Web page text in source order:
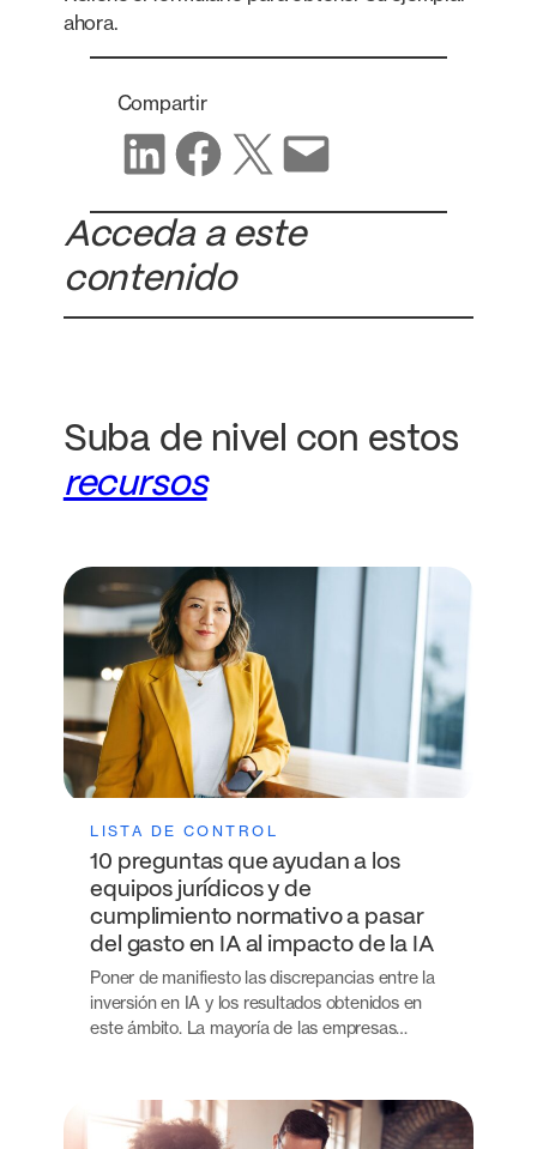
ahora.
Compartir
Compartir en LinkedIn Compartir en Facebook Compartir en X Compartir por correo electrónico
Acceda a este
contenido
Suba de nivel con estos
recursos
LISTA DE CONTROL
10 preguntas que ayudan a los
equipos jurídicos y de
cumplimiento normativo a pasar
del gasto en IA al impacto de la IA
Poner de manifiesto las discrepancias entre la
inversión en IA y los resultados obtenidos en
este ámbito. La mayoría de las empresas…